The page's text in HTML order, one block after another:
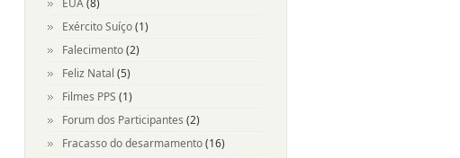
EUA(8)
Exército Suíço(1)
Falecimento(2)
Feliz Natal (5)
Filmes PPS (1)
Forum dos Participantes (2)
Fracasso do desarmamento(16)